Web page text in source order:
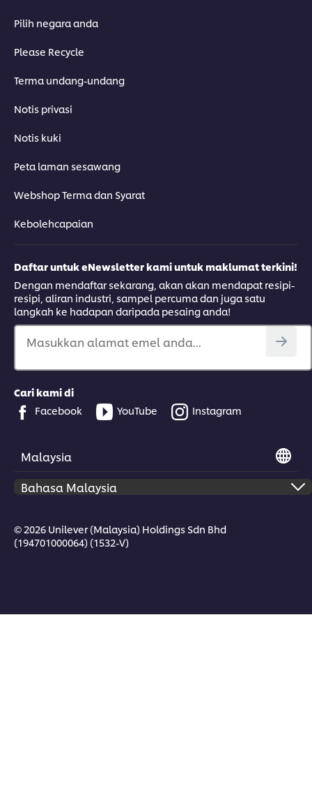
Pilih negara anda
Please Recycle
Terma undang-undang
Notis privasi
Notis kuki
Peta laman sesawang
Webshop Terma dan Syarat
Kebolehcapaian
Daftar untuk eNewsletter kami untuk maklumat terkini!
Dengan mendaftar sekarang, akan akan mendapat resipi-
resipi, aliran industri, sampel percuma dan juga satu
langkah ke hadapan daripada pesaing anda!
Masukkan alamat emel anda...
Cari kami di
Facebook
YouTube Instagram
Malaysia
© 2026 Unilever (Malaysia) Holdings Sdn Bhd
(194701000064) (1532-V)